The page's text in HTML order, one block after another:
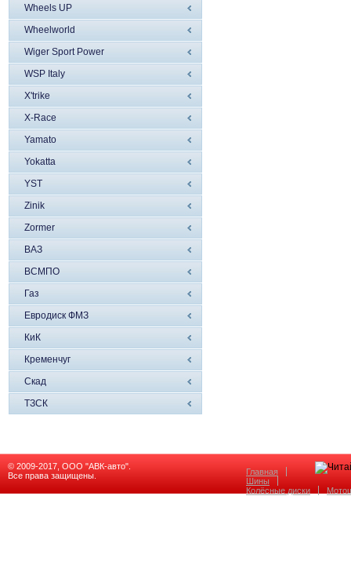
Wheels UP
Wheelworld
Wiger Sport Power
WSP Italy
X'trike
X-Race
Yamato
Yokatta
YST
Zinik
Zormer
ВАЗ
ВСМПО
Газ
Евродиск ФМЗ
КиК
Кременчуг
Скад
ТЗСК
© 2009-2017, ООО "АВК-авто".
Все права защищены.
Главная
Шины
Колёсные диски